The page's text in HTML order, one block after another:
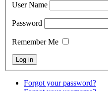
User Name
Password
Remember Me
Forgot your password?